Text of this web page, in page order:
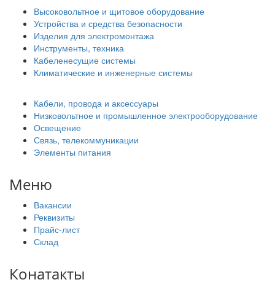
Высоковольтное и щитовое оборудование
Устройства и средства безопасности
Изделия для электромонтажа
Инструменты, техника
Кабеленесущие системы
Климатические и инженерные системы
Кабели, провода и аксессуары
Низковольтное и промышленное электрооборудование
Освещение
Связь, телекоммуникации
Элементы питания
Меню
Вакансии
Реквизиты
Прайс-лист
Склад
Конатакты